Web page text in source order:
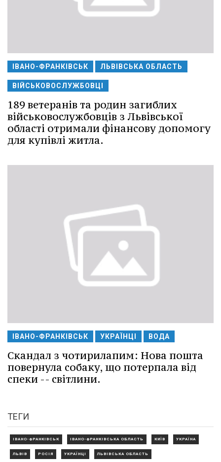
ІВАНО-ФРАНКІВСЬК ЛЬВІВСЬКА ОБЛАСТЬ
ВІЙСЬКОВОСЛУЖБОВЦІ
189 ветеранів та родин загиблих
військовослужбовців з Львівської
області отримали фінансову допомогу
для купівлі житла.
ІВАНО-ФРАНКІВСЬК УКРАЇНЦІ ВОДА
Скандал з чотирилапим: Нова пошта
повернула собаку, що потерпала від
спеки -- світлини.
ТЕГИ
ІВАНО-ФРАНКІВСЬК ІВАНО-ФРАНКІВСЬКА ОБЛАСТЬ КИЇВ УКРАЇНА
ЛЬВІВ РОСІЯ УКРАЇНЦІ ЛЬВІВСЬКА ОБЛАСТЬ